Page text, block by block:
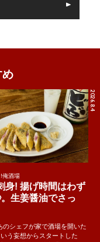
め
2026.8.4
!俺酒場
身! 揚げ時間はわず
生姜醤油でさっ
のシェフが家で酒場を開いた
いう妄想からスタートした